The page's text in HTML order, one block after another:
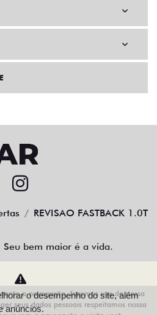
REVISAO FASTBACK 1.0T
Seu bem maior é a vida.
a navegação, fazemos uso de nossa
seus dados pessoais respeitamos nossa
o desempenho do site, além
anúncios.